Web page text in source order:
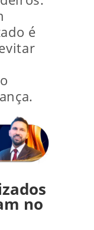
é
no